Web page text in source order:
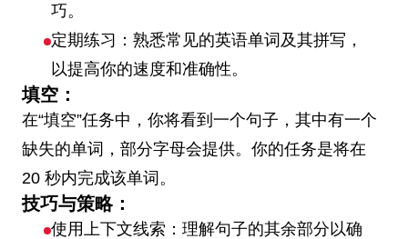
巧。
定期练习：熟悉常见的英语单词及其拼写，
以提高你的速度和准确性。
填空：
在“填空”任务中，你将看到一个句子，其中有一个
缺失的单词，部分字母会提供。你的任务是将在
20 秒内完成该单词。
技巧与策略：
使用上下文线索：理解句子的其余部分以确